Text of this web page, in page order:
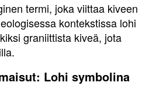
termi, joka viittaa kiveen
kontekstissa lohi
graniittista kiveä, jota
Lohi symbolina